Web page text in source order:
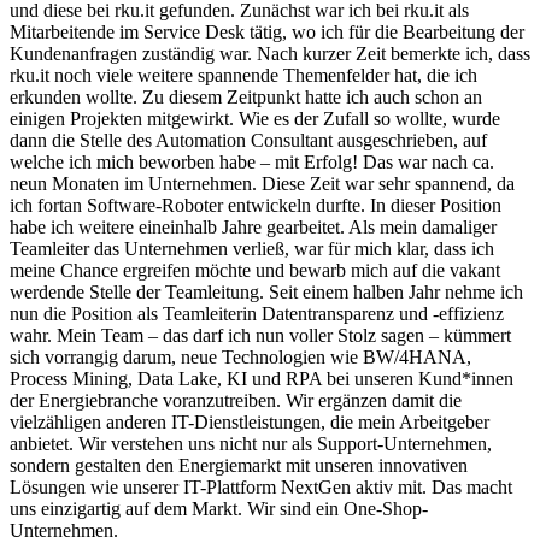
und diese bei rku.it gefunden. Zunächst war ich bei rku.it als
Mitarbeitende im Service Desk tätig, wo ich für die Bearbeitung der
Kundenanfragen zuständig war. Nach kurzer Zeit bemerkte ich, dass
rku.it noch viele weitere spannende Themenfelder hat, die ich
erkunden wollte. Zu diesem Zeitpunkt hatte ich auch schon an
einigen Projekten mitgewirkt. Wie es der Zufall so wollte, wurde
dann die Stelle des Automation Consultant ausgeschrieben, auf
welche ich mich beworben habe – mit Erfolg! Das war nach ca.
neun Monaten im Unternehmen. Diese Zeit war sehr spannend, da
ich fortan Software-Roboter entwickeln durfte. In dieser Position
habe ich weitere eineinhalb Jahre gearbeitet. Als mein damaliger
Teamleiter das Unternehmen verließ, war für mich klar, dass ich
meine Chance ergreifen möchte und bewarb mich auf die vakant
werdende Stelle der Teamleitung. Seit einem halben Jahr nehme ich
nun die Position als Teamleiterin Datentransparenz und -effizienz
wahr. Mein Team – das darf ich nun voller Stolz sagen – kümmert
sich vorrangig darum, neue Technologien wie BW/4HANA,
Process Mining, Data Lake, KI und RPA bei unseren Kund*innen
der Energiebranche voranzutreiben. Wir ergänzen damit die
vielzähligen anderen IT-Dienstleistungen, die mein Arbeitgeber
anbietet. Wir verstehen uns nicht nur als Support-Unternehmen,
sondern gestalten den Energiemarkt mit unseren innovativen
Lösungen wie unserer IT-Plattform NextGen aktiv mit. Das macht
uns einzigartig auf dem Markt. Wir sind ein One-Shop-
Unternehmen.